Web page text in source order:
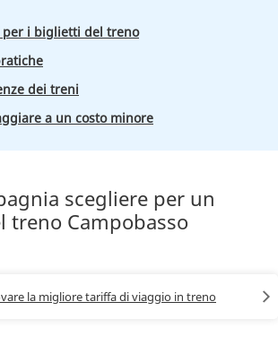
i biglietti del treno
dei treni
a un costo minore
scegliere per un
treno Campobasso
la migliore tariffa di viaggio in treno